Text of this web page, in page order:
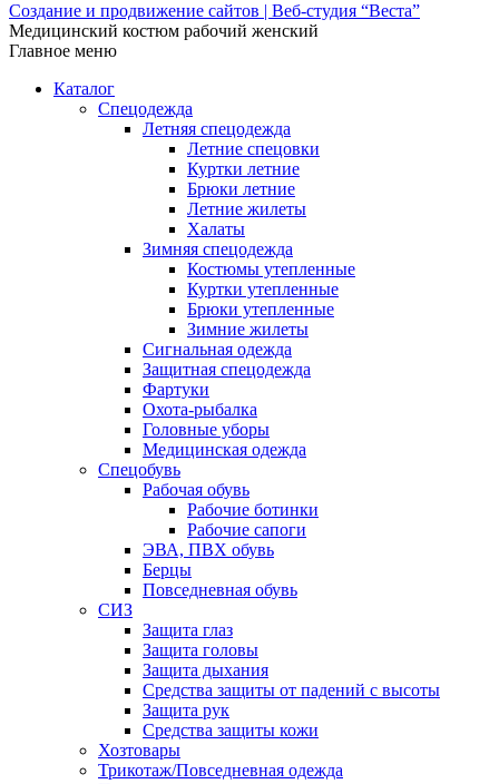
Создание и продвижение сайтов | Веб-студия “Веста”
Медицинский костюм рабочий женский
Главное меню
Каталог
Спецодежда
Летняя спецодежда
Летние спецовки
Куртки летние
Брюки летние
Летние жилеты
Халаты
Зимняя спецодежда
Костюмы утепленные
Куртки утепленные
Брюки утепленные
Зимние жилеты
Сигнальная одежда
Защитная спецодежда
Фартуки
Охота-рыбалка
Головные уборы
Медицинская одежда
Спецобувь
Рабочая обувь
Рабочие ботинки
Рабочие сапоги
ЭВА, ПВХ обувь
Берцы
Повседневная обувь
СИЗ
Защита глаз
Защита головы
Защита дыхания
Средства защиты от падений с высоты
Защита рук
Средства защиты кожи
Хозтовары
Трикотаж/Повседневная одежда